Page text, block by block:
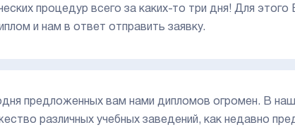
процедур всего за каких-то три дня! Для
и нам в ответ отправить заявку.
предложенных вам нами дипломов огромен. В
различных учебных заведений, как недавно